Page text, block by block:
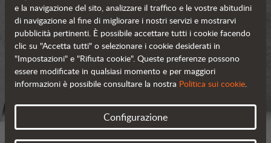
e la navigazione del sito, analizzare il traffico e le vostre abitudini
di navigazione al fine di migliorare i nostri servizi e mostrarvi
pubblicità pertinenti. È possibile accettare tutti i cookie facendo
clic su "Accetta tutti" o selezionare i cookie desiderati in
"Impostazioni" e "Rifiuta cookie". Queste preferenze possono
essere modificate in qualsiasi momento e per maggiori
informazioni è possibile consultare la nostra Politica sui cookie.
Configurazione